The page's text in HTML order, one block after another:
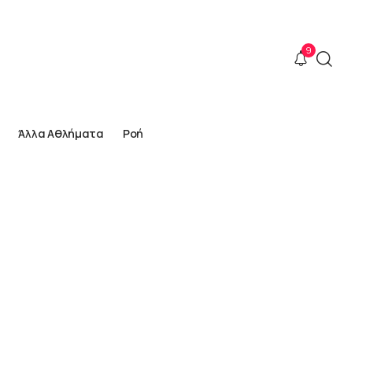
9
Άλλα Αθλήματα Ροή